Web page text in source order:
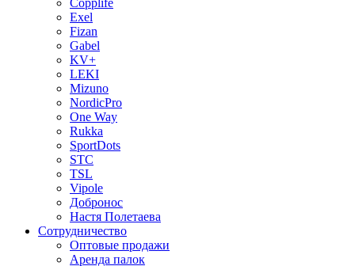
Copplife
Exel
Fizan
Gabel
KV+
LEKI
Mizuno
NordicPro
One Way
Rukka
SportDots
STC
TSL
Vipole
Добронос
Настя Полетаева
Сотрудничество
Оптовые продажи
Аренда палок